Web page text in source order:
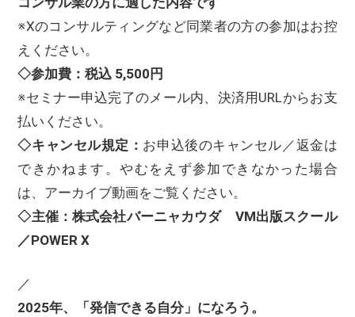
※Xのコンサルティングなど同業者の方の参加はお控
えください。
◇参加費：税込 5,500円
※セミナー申込完了のメール内、決済用URLからお支
払いください。
◇キャンセル規定： お申込後のキャンセル／返金は
できかねます。やむをえず参加できなかった場合
は、アーカイブ動画をご覧ください。
◇主催：株式会社バーニャカウダ VM出版スクール
／POWER X
／
2025年、「発信できる自分」になろう。